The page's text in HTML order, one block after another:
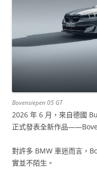
Bovensiepen 05 GT
2026 年 6 月，來自德國
正式發表全新作品
對許多 BMW 車迷而言，
實並不陌生。